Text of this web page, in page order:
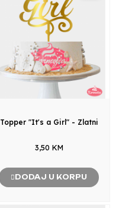
Topper "It's a Girl" - Zlatni
3,50 KM
DODAJ U KORPU